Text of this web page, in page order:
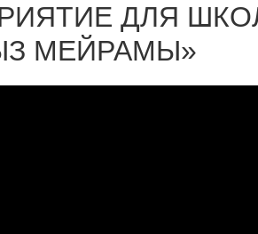
ДЛЯ
МЕЙРАМЫ»